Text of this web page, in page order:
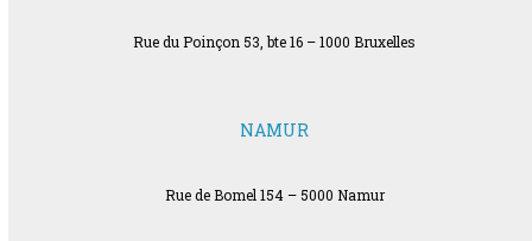
Rue du Poinçon 53, bte 16 – 1000 Bruxelles
NAMUR
Rue de Bomel 154 – 5000 Namur